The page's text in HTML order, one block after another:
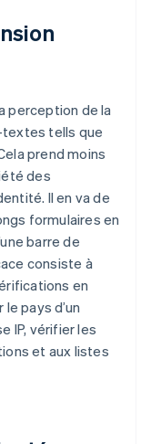
perception de la
textes tells que
prend moins
des
Il en va de
formulaires en
barre de
consiste à
en
pays d’un
IP, vérifier les
et aux listes